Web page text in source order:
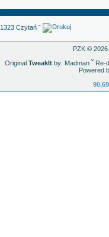
1323 Czytań ˇ
PZK ©
Original TweakItby: Madman ˇRe-
Powered